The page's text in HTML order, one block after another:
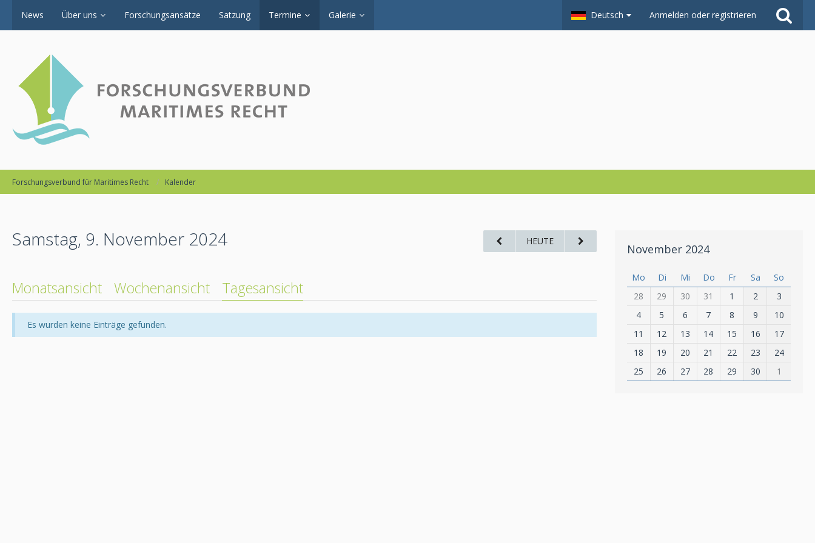
News Über uns Forschungsansätze Satzung Termine Galerie Deutsch Anmelden oder registrieren
Forschungsverbund für Maritimes Recht Kalender
Samstag, 9. November 2024 HEUTE
Monatsansicht Wochenansicht Tagesansicht
Es wurden keine Einträge gefunden.
November 2024
Mo Di Mi Do Fr Sa
So
28
29 30 31 1 2
3
4
5 6 7 8 9
10
11
12 13 14 15 16
17
18
19 20 21 22 23
24
25
26 27 28 29 30 1